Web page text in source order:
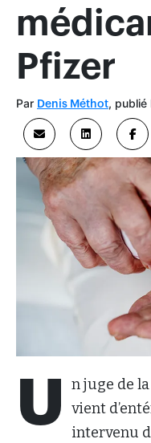
Pfizer
Par Denis Méthot, publié
U n juge de la
vient
intervenu